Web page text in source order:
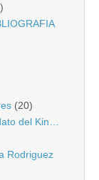
(20)
del Kin…
Rodriguez